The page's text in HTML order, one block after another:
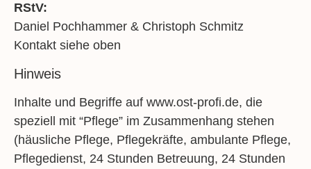
RStV:
Daniel Pochhammer & Christoph Schmitz
Kontakt siehe oben
Hinweis
Inhalte und Begriffe auf www.ost-profi.de, die
speziell mit “Pflege” im Zusammenhang stehen
(häusliche Pflege, Pflegekräfte, ambulante Pflege,
Pflegedienst, 24 Stunden Betreuung, 24 Stunden